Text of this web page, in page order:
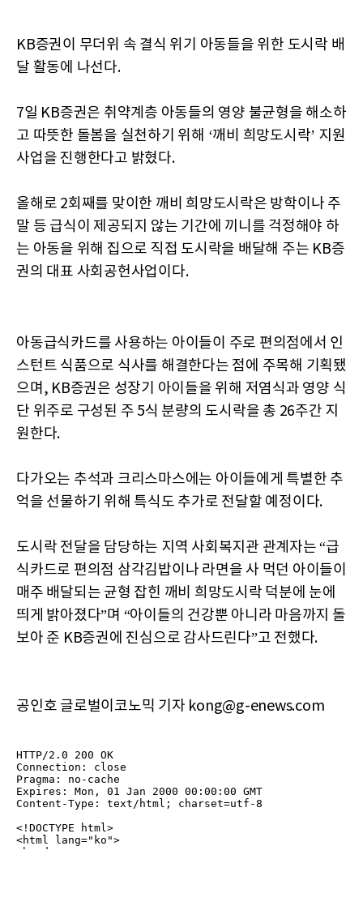
KB증권이 무더위 속 결식 위기 아동들을 위한 도시락 배
달 활동에 나선다.
7일 KB증권은 취약계층 아동들의 영양 불균형을 해소하
고 따뜻한 돌봄을 실천하기 위해 ‘깨비 희망도시락’ 지원
사업을 진행한다고 밝혔다.
올해로 2회째를 맞이한 깨비 희망도시락은 방학이나 주
말 등 급식이 제공되지 않는 기간에 끼니를 걱정해야 하
는 아동을 위해 집으로 직접 도시락을 배달해 주는 KB증
권의 대표 사회공헌사업이다.
아동급식카드를 사용하는 아이들이 주로 편의점에서 인
스턴트 식품으로 식사를 해결한다는 점에 주목해 기획됐
으며, KB증권은 성장기 아이들을 위해 저염식과 영양 식
단 위주로 구성된 주 5식 분량의 도시락을 총 26주간 지
원한다.
다가오는 추석과 크리스마스에는 아이들에게 특별한 추
억을 선물하기 위해 특식도 추가로 전달할 예정이다.
도시락 전달을 담당하는 지역 사회복지관 관계자는 “급
식카드로 편의점 삼각김밥이나 라면을 사 먹던 아이들이
매주 배달되는 균형 잡힌 깨비 희망도시락 덕분에 눈에
띄게 밝아졌다”며 “아이들의 건강뿐 아니라 마음까지 돌
보아 준 KB증권에 진심으로 감사드린다”고 전했다.
공인호 글로벌이코노믹 기자 kong@g-enews.com